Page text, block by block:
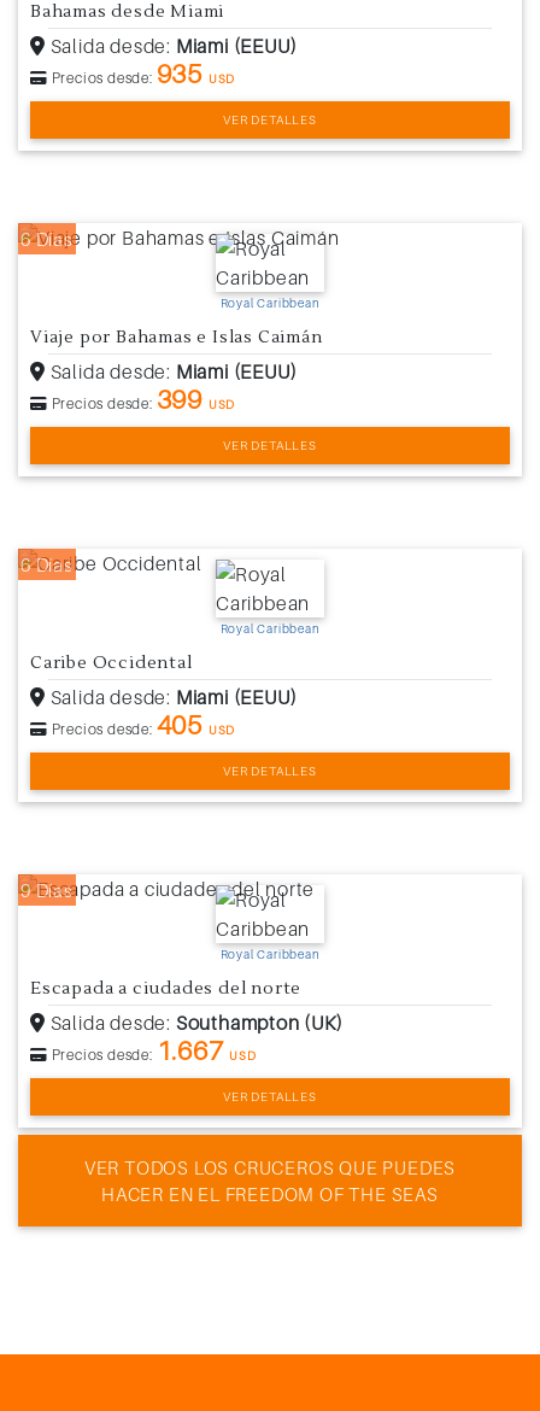
Bahamas desde Miami
Salida desde: Miami (EEUU)
Precios desde: 935 USD
VER DETALLES
6 Días
Royal Caribbean
Viaje por Bahamas e Islas Caimán
Salida desde: Miami (EEUU)
Precios desde: 399 USD
VER DETALLES
6 Días
Royal Caribbean
Caribe Occidental
Salida desde: Miami (EEUU)
Precios desde: 405 USD
VER DETALLES
9 Días
Royal Caribbean
Escapada a ciudades del norte
Salida desde: Southampton (UK)
Precios desde: 1.667 USD
VER DETALLES
VER TODOS LOS CRUCEROS QUE PUEDES
HACER EN EL FREEDOM OF THE SEAS